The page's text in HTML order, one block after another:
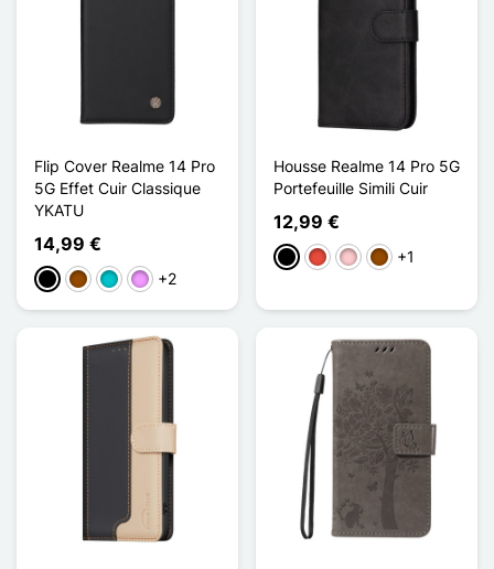
Flip Cover Realme 14 Pro
5G Effet Cuir Classique
YKATU
14,99 €
NegroMarrónTurquesaMorado claro
+2
Housse Realme 14 Pro 5G
Portefeuille Simili Cuir
12,99 €
NegroRojoRosaMarrón
+1